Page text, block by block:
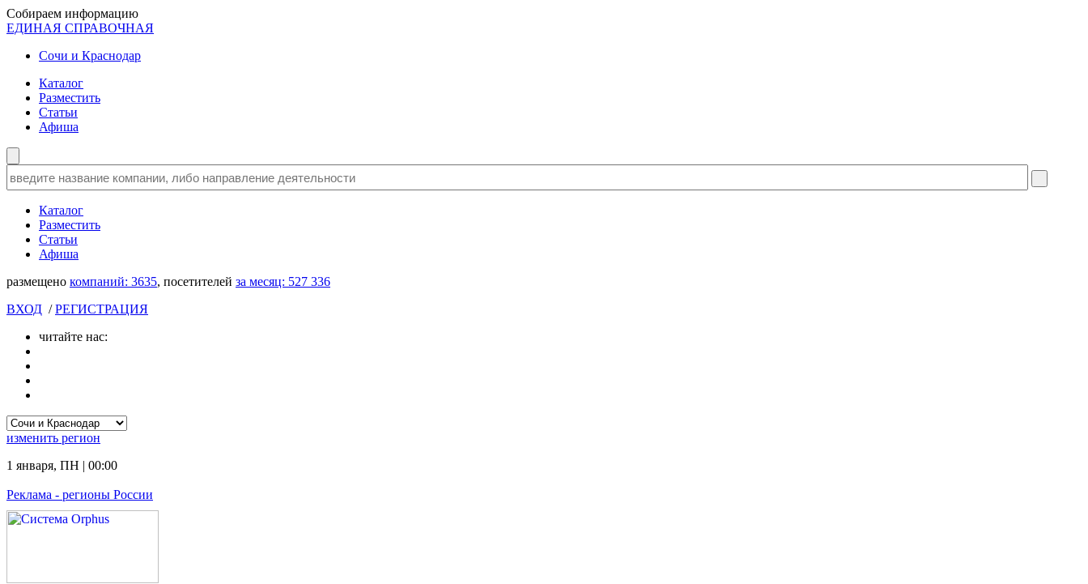
Собираем информацию
ЕДИНАЯ СПРАВОЧНАЯ
Сочи и Краснодар
Каталог
Разместить
Статьи
Афиша
Каталог
Разместить
Статьи
Афиша
размещено компаний: 3635, посетителей за месяц: 527 336
ВХОД /РЕГИСТРАЦИЯ
читайте нас:
изменить регион
1 января, ПН | 00:00
Реклама - регионы России